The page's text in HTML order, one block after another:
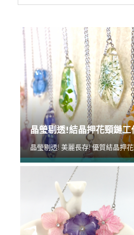
晶瑩剔透!結晶押花頸鏈工
晶瑩剔透! 美麗長存! 優質結晶押花